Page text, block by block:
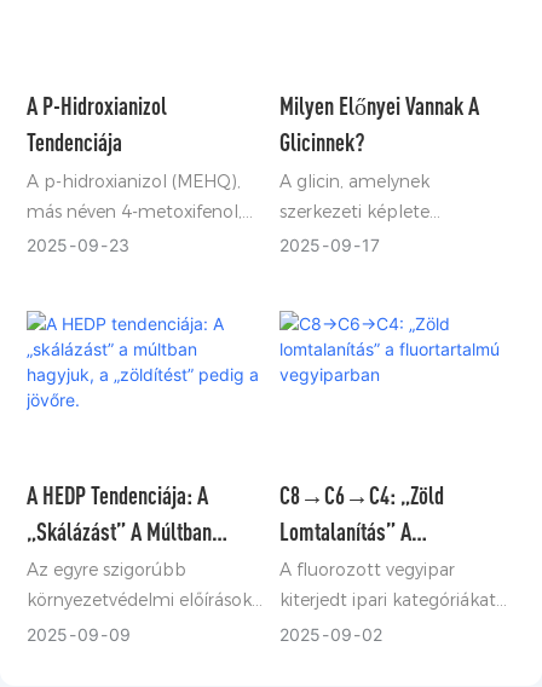
A P-Hidroxianizol
Tendenciája
A p-hidroxianizol (MEHQ),
más néven 4-metoxifenol,
kémiai képlete C₇H₈O₂.
2025 09 23
Milyen Előnyei Vannak A
Glicinnek?
A glicin, amelynek
szerkezeti képlete
NH₂CH₂COOH és
6), a természetben
előforduló legkisebb
2025 09 17
A HEDP Tendenciája: A
„skálázást” A Múltban
Hagyjuk, A „zöldítést” Pedig
A Jövőre.
Az egyre szigorúbb
környezetvédelmi előírások
miatt Európa, Amerika, a
2025 09 09
C8→C6→C4: „Zöld
Lomtalanítás” A
Fluortartalmú Vegyiparban
A fluorozott vegyipar
kiterjedt ipari kategóriákat
és magas iparágak közötti
2025 09 02